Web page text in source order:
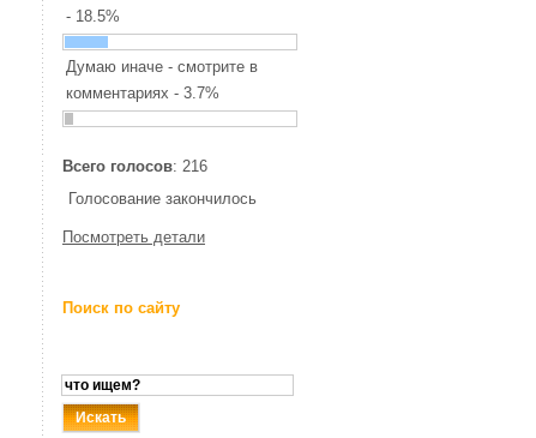
- 18.5%
Думаю иначе - смотрите в
комментариях - 3.7%
Всего голосов: 216
Голосование закончилось
Посмотреть детали
Поиск по сайту